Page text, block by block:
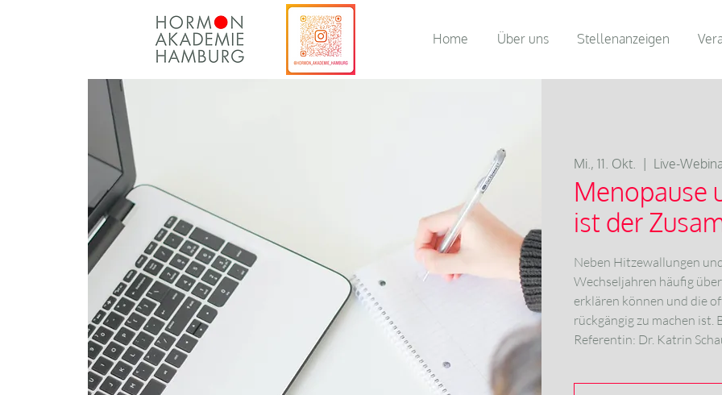
Home Über uns Stellenanzeigen
Mi., 11. Okt. Live-
Menopause
ist der
Neben Hitzewallungen
Wechseljahren häufig
erklären können und die
rückgängig zu machen ist.
Referentin: Dr. Katrin